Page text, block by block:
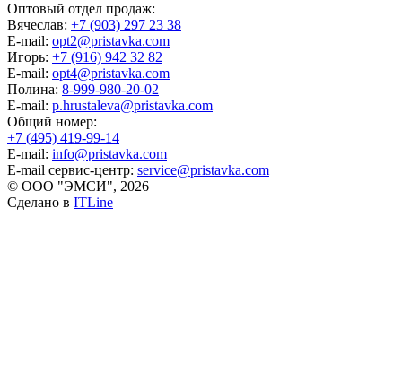
Оптовый отдел продаж:
Вячеслав: +7 (903) 297 23 38
E-mail: opt2@pristavka.com
Игорь: +7 (916) 942 32 82
E-mail: opt4@pristavka.com
Полина: 8-999-980-20-02
E-mail: p.hrustaleva@pristavka.com
Общий номер:
+7 (495) 419-99-14
E-mail: info@pristavka.com
E-mail сервис-центр: service@pristavka.com
© ООО "ЭМСИ", 2026
Сделано в ITLine